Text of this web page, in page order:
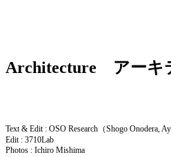
Architecture アーキ
Text & Edit : OSO Research（Shogo Onodera,
Edit : 3710Lab
Photos : Ichiro Mishima